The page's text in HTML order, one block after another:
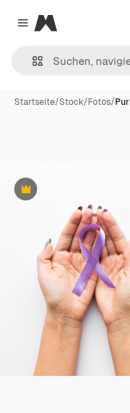
Close menu
Magnific
Startseite/Stock/Fotos/
Premium